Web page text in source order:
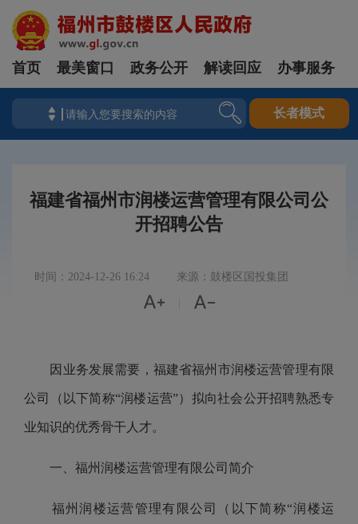
首页 最美窗口 政务公开 解读回应 办事服务
长者模式
福建省福州市润楼运营管理有限公司公
开招聘公告
时间：2024-12-26 16:24 来源：鼓楼区国投集团
 
因业务发展需要，福建省福州市润楼运营管理有限
公司（以下简称“润楼运营”）拟向社会公开招聘熟悉专
业知识的优秀骨干人才。
一、 福州润楼运营管理有限公司 简介
福州润楼运营管理有限公司 （ 以下简称“润楼运